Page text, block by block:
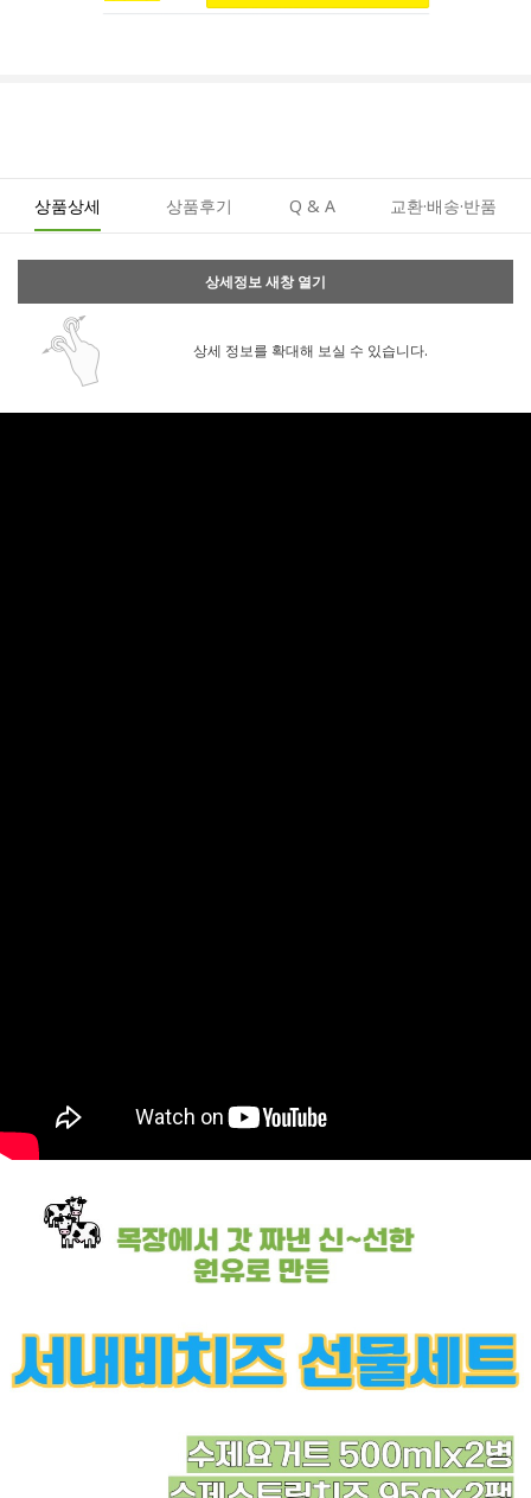
상품상세 상품후기 Q & A 교환·배송·반품
상세정보 새창 열기
상세 정보를 확대해 보실 수 있습니다.